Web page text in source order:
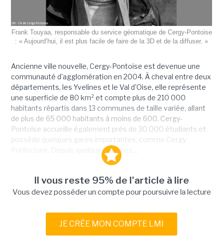
Frank Touyaa, responsable du service géomatique de Cergy-Pontoise
: « Aujourd’hui, il est plus facile de faire de la 3D et de la diffuser. »
Ancienne ville nouvelle, Cergy-Pontoise est devenue une
communauté d'agglomération en 2004. À cheval entre deux
départements, les Yvelines et le Val d'Oise, elle représente
une superficie de 80 km² et compte plus de 210 000
habitants répartis dans 13 communes de taille variée, allant
de plus de 65 000 habitants à moins de 600. Cergy-
Pontoise accueille également près de 30 000 étudiants et
possède quelques gares importantes, comme Cergy
Préfecture. Depuis quelques années,...
Il vous reste 95% de l'article à lire
Vous devez posséder un compte pour poursuivre la lecture
JE CRÉE MON COMPTE LMI